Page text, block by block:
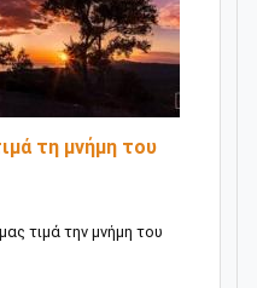
τη μνήμη του
τιμά την μνήμη του